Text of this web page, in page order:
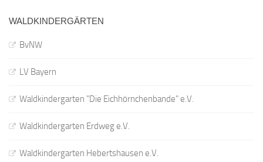
WALDKINDERGÄRTEN
BvNW
LV Bayern
Waldkindergarten "Die Eichhörnchenbande" e.V.
Waldkindergarten Erdweg e.V.
Waldkindergarten Hebertshausen e.V.